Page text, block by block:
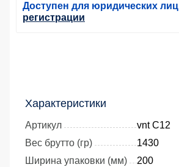
Характеристики
Артикул
vnt C12
Вес брутто (гр)
1430
Ширина упаковки (мм)
200
Доступен для юридических лиц
регистрации